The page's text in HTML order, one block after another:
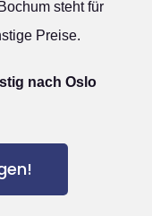
steht für
Preise.
nach Oslo